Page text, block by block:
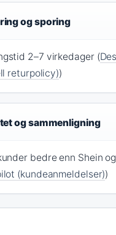
og sporing
2–7 virkedager (
returpolicy))
og sammenligning
bedre enn Shein
(kundeanmeldelser))